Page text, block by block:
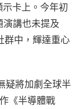
示卡上。今年初
演講也未提及
群中，輝達重心
疑將加劇全球半
《半導體戰